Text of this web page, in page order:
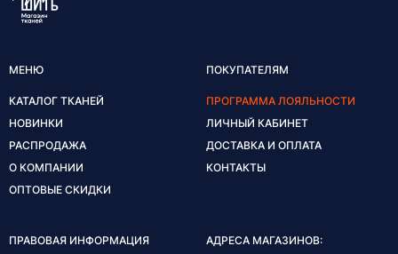
МЕНЮ
КАТАЛОГ ТКАНЕЙ
НОВИНКИ
РАСПРОДАЖА
О КОМПАНИИ
ОПТОВЫЕ СКИДКИ
ПОКУПАТЕЛЯМ
ПРОГРАММА ЛОЯЛЬНОСТИ
ЛИЧНЫЙ КАБИНЕТ
ДОСТАВКА И ОПЛАТА
КОНТАКТЫ
ПРАВОВАЯ ИНФОРМАЦИЯ АДРЕСА МАГАЗИНОВ: